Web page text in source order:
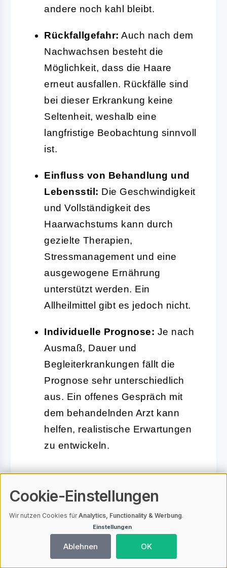
andere noch kahl bleibt.
Rückfallgefahr: Auch nach dem
Nachwachsen besteht die
Möglichkeit, dass die Haare
erneut ausfallen. Rückfälle sind
bei dieser Erkrankung keine
Seltenheit, weshalb eine
langfristige Beobachtung sinnvoll
ist.
Einfluss von Behandlung und
Lebensstil: Die Geschwindigkeit
und Vollständigkeit des
Haarwachstums kann durch
gezielte Therapien,
Stressmanagement und eine
ausgewogene Ernährung
unterstützt werden. Ein
Allheilmittel gibt es jedoch nicht.
Individuelle Prognose: Je nach
Ausmaß, Dauer und
Begleiterkrankungen fällt die
Prognose sehr unterschiedlich
aus. Ein offenes Gespräch mit
dem behandelnden Arzt kann
helfen, realistische Erwartungen
zu entwickeln.
auch wenn es manchmal schwerfällt.
Die Erfahrung zeigt, dass viele
Betroffene zumindest teilweise wieder
Haarwuchs erleben, selbst nach
Cookie-Einstellungen
Wir nutzen Cookies fürAnalytics, Functionality & Werbung.
Einstellungen
Ablehnen OK